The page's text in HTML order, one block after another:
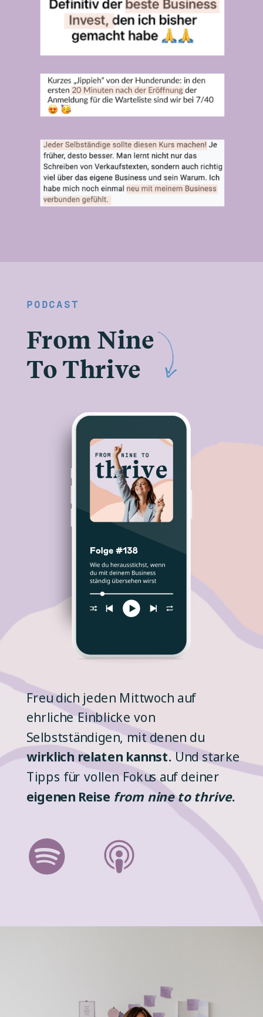
Freu dich jeden Mittwoch auf
ehrliche Einblicke von
Selbstständigen, mit denen du
wirklich relaten kannst.Und starke
Tipps für vollen Fokus auf deiner
eigenen Reise from nine to thrive.
From Nine
To Thrive
PODCAST